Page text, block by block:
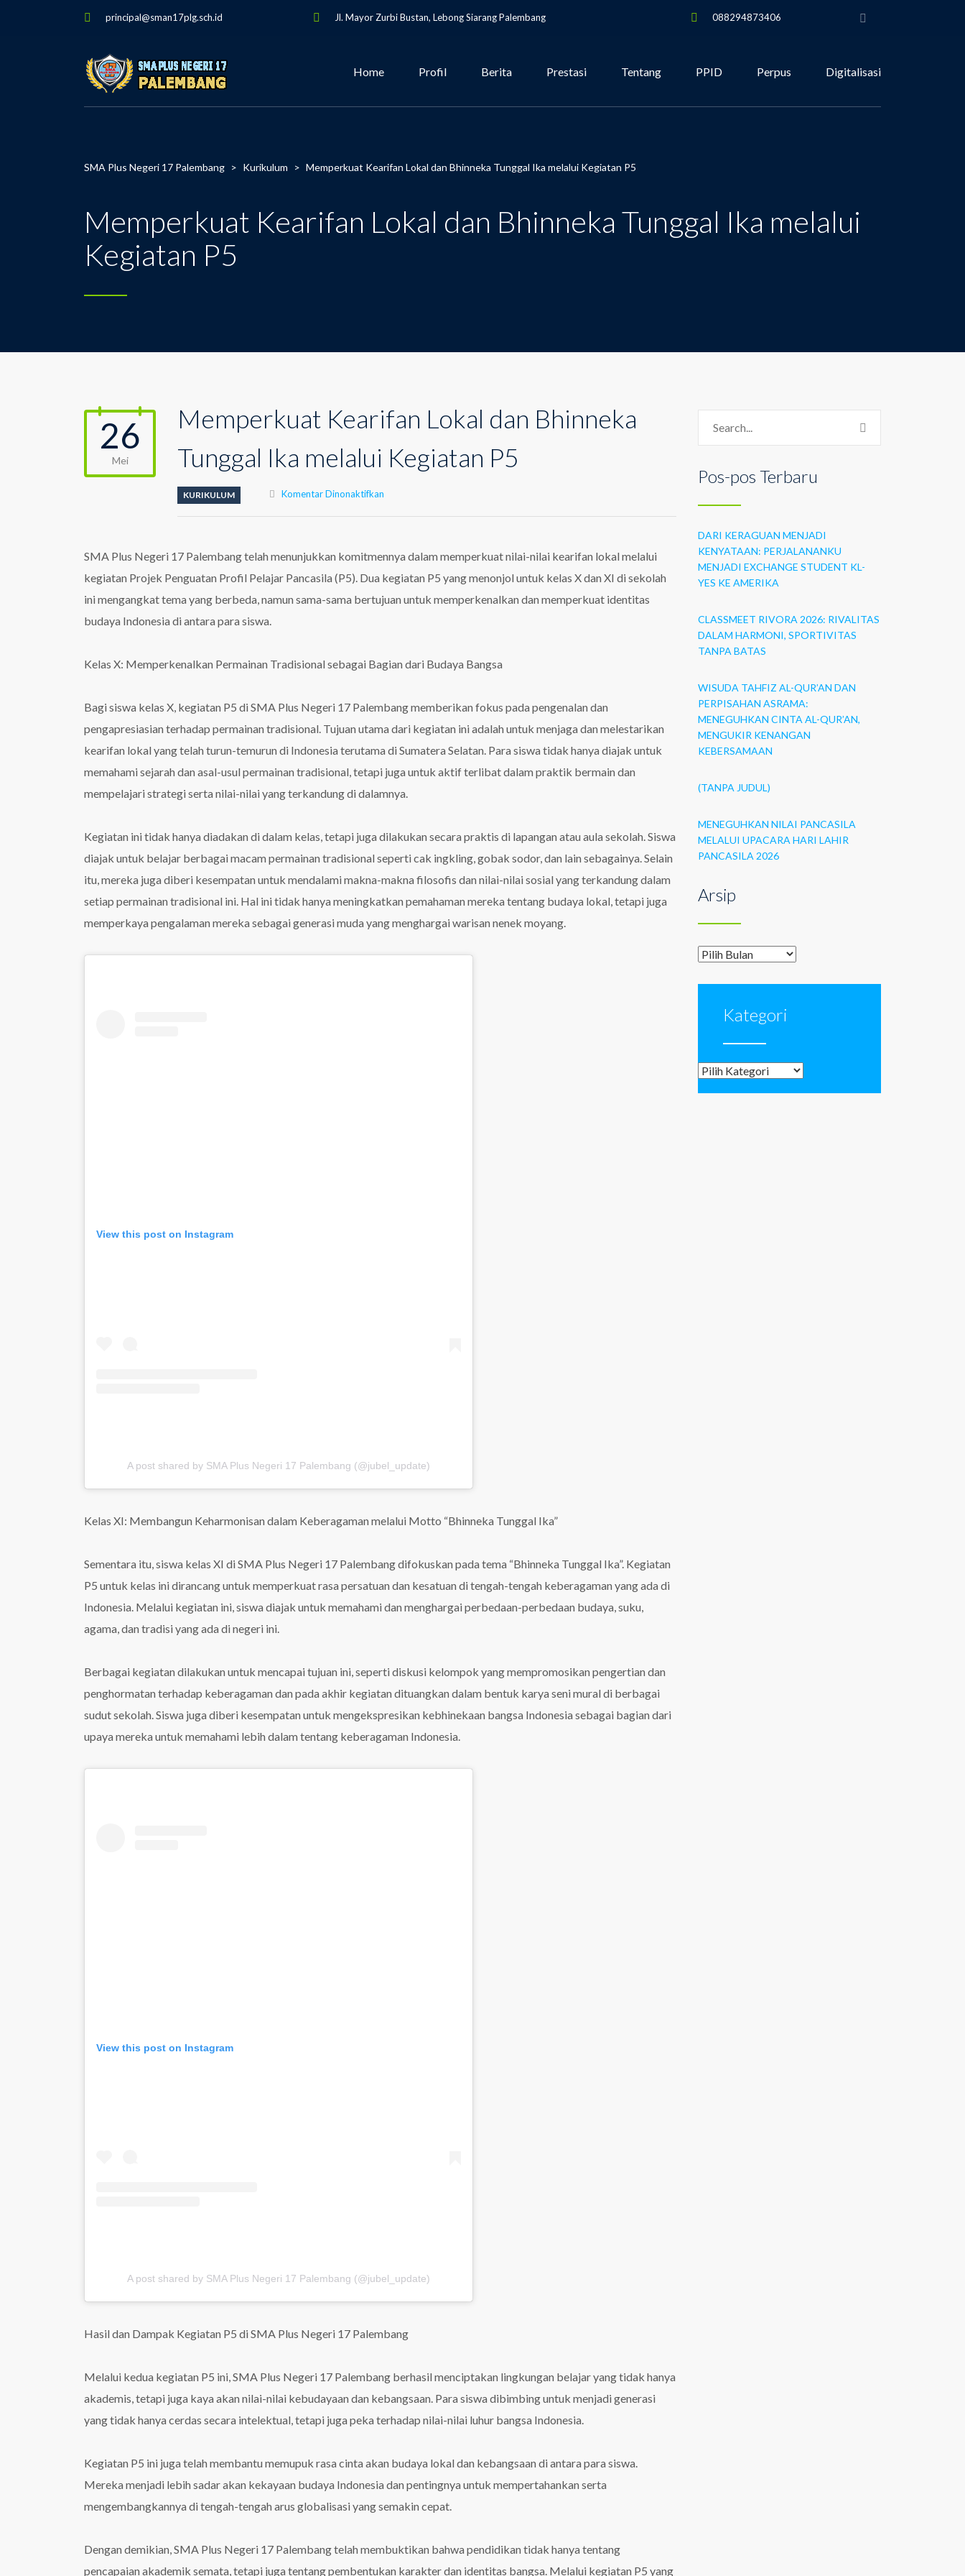
principal@sman17plg.sch.id Jl. Mayor Zurbi Bustan, Lebong Siarang Palembang 088294873406
Home Profil Berita Prestasi Tentang PPID Perpus Digitalisasi
SMA Plus Negeri 17 Palembang > Kurikulum > Memperkuat Kearifan Lokal dan Bhinneka Tunggal Ika melalui Kegiatan P5
Memperkuat Kearifan Lokal dan Bhinneka Tunggal Ika melalui
Kegiatan P5
26
Mei
Memperkuat Kearifan Lokal dan Bhinneka
Tunggal Ika melalui Kegiatan P5
KURIKULUM Komentar Dinonaktifkan
Bhinneka
Tunggal
SMA Plus Negeri 17 Palembang telah menunjukkan komitmennya dalam memperkuat nilai-nilai kearifan lokal melalui
kegiatan Projek Penguatan Profil Pelajar Pancasila (P5). Dua kegiatan P5 yang menonjol untuk kelas X dan XI di sekolah
ini mengangkat tema yang berbeda, namun sama-sama bertujuan untuk memperkenalkan dan memperkuat identitas
budaya Indonesia di antara para siswa.
Kelas X: Memperkenalkan Permainan Tradisional sebagai Bagian dari Budaya Bangsa
Bagi siswa kelas X, kegiatan P5 di SMA Plus Negeri 17 Palembang memberikan fokus pada pengenalan dan
pengapresiasian terhadap permainan tradisional. Tujuan utama dari kegiatan ini adalah untuk menjaga dan melestarikan
kearifan lokal yang telah turun-temurun di Indonesia terutama di Sumatera Selatan. Para siswa tidak hanya diajak untuk
memahami sejarah dan asal-usul permainan tradisional, tetapi juga untuk aktif terlibat dalam praktik bermain dan
mempelajari strategi serta nilai-nilai yang terkandung di dalamnya.
Kegiatan ini tidak hanya diadakan di dalam kelas, tetapi juga dilakukan secara praktis di lapangan atau aula sekolah. Siswa
diajak untuk belajar berbagai macam permainan tradisional seperti cak ingkling, gobak sodor, dan lain sebagainya. Selain
itu, mereka juga diberi kesempatan untuk mendalami makna-makna filosofis dan nilai-nilai sosial yang terkandung dalam
setiap permainan tradisional ini. Hal ini tidak hanya meningkatkan pemahaman mereka tentang budaya lokal, tetapi juga
memperkaya pengalaman mereka sebagai generasi muda yang menghargai warisan nenek moyang.
View this post on Instagram
A post shared by SMA Plus Negeri 17 Palembang (@jubel_update)
Kelas XI: Membangun Keharmonisan dalam Keberagaman melalui Motto “Bhinneka Tunggal Ika”
Sementara itu, siswa kelas XI di SMA Plus Negeri 17 Palembang difokuskan pada tema “Bhinneka Tunggal Ika”. Kegiatan
P5 untuk kelas ini dirancang untuk memperkuat rasa persatuan dan kesatuan di tengah-tengah keberagaman yang ada di
Indonesia. Melalui kegiatan ini, siswa diajak untuk memahami dan menghargai perbedaan-perbedaan budaya, suku,
agama, dan tradisi yang ada di negeri ini.
Berbagai kegiatan dilakukan untuk mencapai tujuan ini, seperti diskusi kelompok yang mempromosikan pengertian dan
penghormatan terhadap keberagaman dan pada akhir kegiatan dituangkan dalam bentuk karya seni mural di berbagai
sudut sekolah. Siswa juga diberi kesempatan untuk mengekspresikan kebhinekaan bangsa Indonesia sebagai bagian dari
upaya mereka untuk memahami lebih dalam tentang keberagaman Indonesia.
View this post on Instagram
A post shared by SMA Plus Negeri 17 Palembang (@jubel_update)
Hasil dan Dampak Kegiatan P5 di SMA Plus Negeri 17 Palembang
Melalui kedua kegiatan P5 ini, SMA Plus Negeri 17 Palembang berhasil menciptakan lingkungan belajar yang tidak hanya
akademis, tetapi juga kaya akan nilai-nilai kebudayaan dan kebangsaan. Para siswa dibimbing untuk menjadi generasi
yang tidak hanya cerdas secara intelektual, tetapi juga peka terhadap nilai-nilai luhur bangsa Indonesia.
Kegiatan P5 ini juga telah membantu memupuk rasa cinta akan budaya lokal dan kebangsaan di antara para siswa.
Mereka menjadi lebih sadar akan kekayaan budaya Indonesia dan pentingnya untuk mempertahankan serta
mengembangkannya di tengah-tengah arus globalisasi yang semakin cepat.
Dengan demikian, SMA Plus Negeri 17 Palembang telah membuktikan bahwa pendidikan tidak hanya tentang
pencapaian akademik semata, tetapi juga tentang pembentukan karakter dan identitas bangsa. Melalui kegiatan P5 yang
Pos-pos Terbaru
DARI KERAGUAN MENJADI
KENYATAAN: PERJALANANKU
MENJADI EXCHANGE STUDENT KL-
YES KE AMERIKA
CLASSMEET RIVORA 2026: RIVALITAS
DALAM HARMONI, SPORTIVITAS
TANPA BATAS
WISUDA TAHFIZ AL-QUR’AN DAN
PERPISAHAN ASRAMA:
MENEGUHKAN CINTA AL-QUR’AN,
MENGUKIR KENANGAN
KEBERSAMAAN
(TANPA JUDUL)
MENEGUHKAN NILAI PANCASILA
MELALUI UPACARA HARI LAHIR
PANCASILA 2026
Arsip
Arsip
Kategori
Kategori